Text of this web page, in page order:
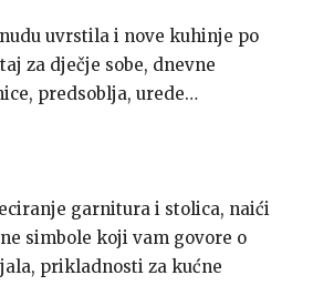
uvrstila i nove kuhinje po
za dječje sobe, dnevne
predsoblja, urede…
garnitura i stolica, naići
simbole koji vam govore o
prikladnosti za kućne